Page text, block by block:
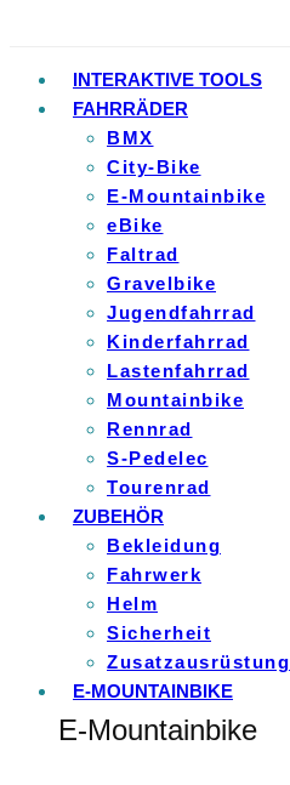
INTERAKTIVE TOOLS
FAHRRÄDER
BMX
City-Bike
E-Mountainbike
eBike
Faltrad
Gravelbike
Jugendfahrrad
Kinderfahrrad
Lastenfahrrad
Mountainbike
Rennrad
S-Pedelec
Tourenrad
ZUBEHÖR
Bekleidung
Fahrwerk
Helm
Sicherheit
Zusatzausrüstung
E-MOUNTAINBIKE
E-Mountainbike